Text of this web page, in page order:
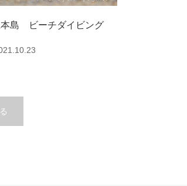
本島 ビーチダイビング